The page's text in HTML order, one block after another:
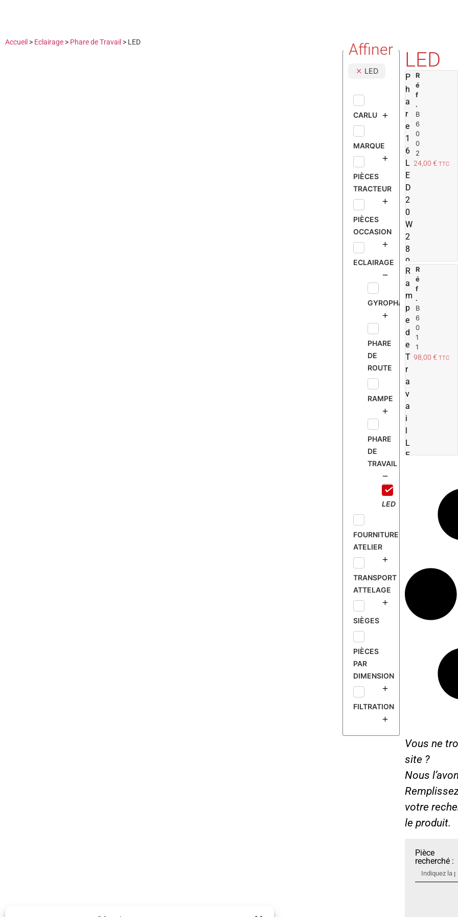
Accueil > Eclairage > Phare de Travail > LED Affiner
LED
CARLU
MARQUE
PIÈCES
TRACTEUR
PIÈCES
OCCASION
ECLAIRAGE
GYROPHARE
PHARE
DE
ROUTE
RAMPE
PHARE
DE
TRAVAIL
LED
FOURNITURE
ATELIER
TRANSPORT
ATTELAGE
SIÈGES
PIÈCES
PAR
DIMENSION
FILTRATION
LED
P
h
a
r
e
1
6
L
E
D
2
0
W
2
8
0
0
L
M
R
é
f
.
B
6
0
0
2
24,00 € TTC
R
a
m
p
e
d
e
T
r
a
v
a
i
l
L
E
V
R
é
f
.
B
6
0
1
1
98,00 € TTC
Vous ne
site ?
Nous
votre
le produit.
Pièce
recherché :